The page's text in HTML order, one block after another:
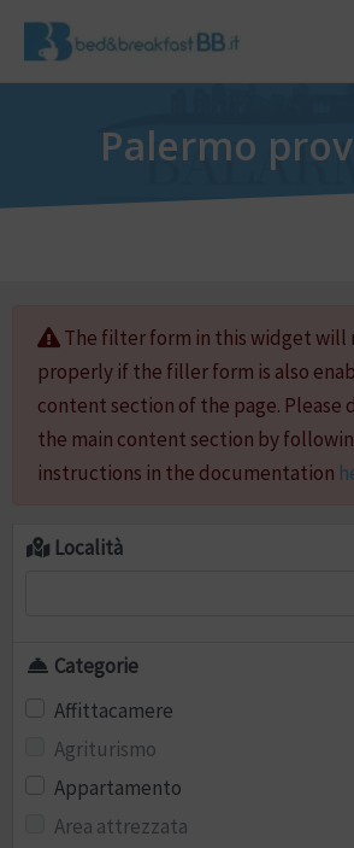
Palermo
The filter form in this widget will
properly if the filler form is also
content section of the page. Please
the main content section by
instructions in the documentation
Località
Categorie
Affittacamere
Agriturismo
Appartamento
Area attrezzata